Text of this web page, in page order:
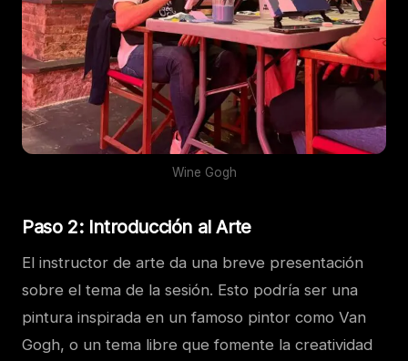
Wine Gogh
Paso 2: Introducción al Arte
El instructor de arte da una breve presentación
sobre el tema de la sesión. Esto podría ser una
pintura inspirada en un famoso pintor como Van
Gogh, o un tema libre que fomente la creatividad